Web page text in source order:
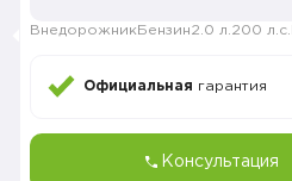
Внедорожник Бензин2.0 л. 200 л.с.
Официальная гарантия
Консультация